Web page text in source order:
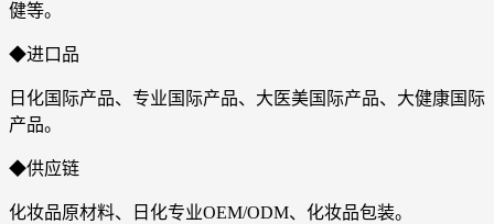
健等。
◆进口品
日化国际产品、专业国际产品、大医美国际产品、大健康国际
产品。
◆供应链
化妆品原材料、日化专业OEM/ODM、化妆品包装。